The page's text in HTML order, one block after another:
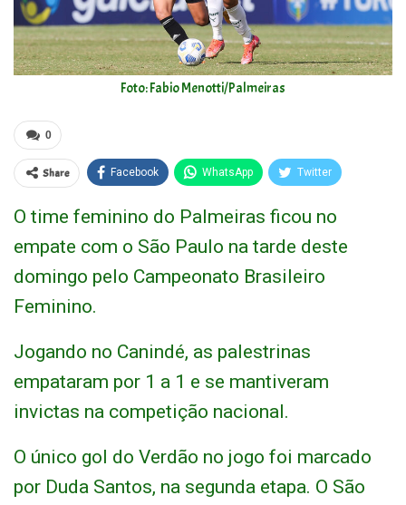
Foto: Fabio Menotti/Palmeiras
0
Share Facebook WhatsApp Twitter
O time feminino do Palmeiras ficou no
empate com o São Paulo na tarde deste
domingo pelo Campeonato Brasileiro
Feminino.
Jogando no Canindé, as palestrinas
empataram por 1 a 1 e se mantiveram
invictas na competição nacional.
O único gol do Verdão no jogo foi marcado
por Duda Santos, na segunda etapa. O São